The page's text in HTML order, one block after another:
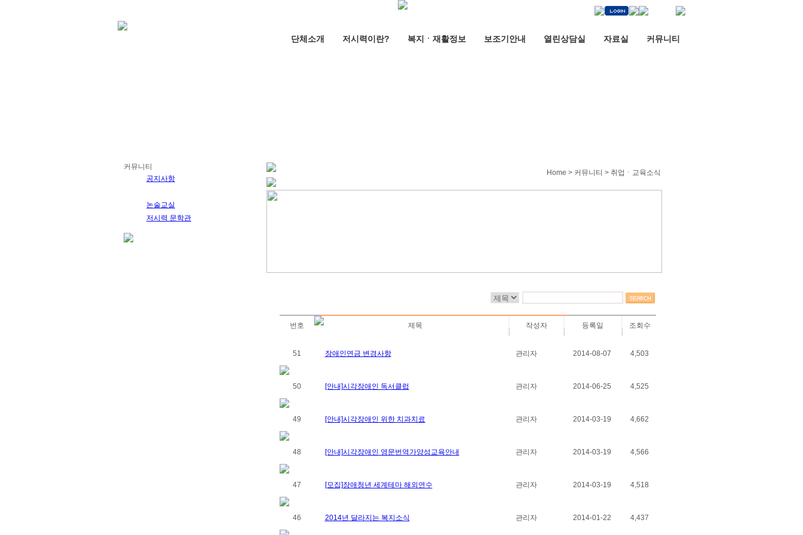
단체소개 저시력이란? 복지ㆍ재활정보 보조기안내 열린상담실 자료실 커뮤니티
커뮤니티
공지사항
논술교실
저시력 문학관
Home > 커뮤니티 > 취업ㆍ교육소식
번호 제목 작성자 등록일 조회수
51 장애인연금 변경사항 관리자 2014-08-07 4,503
50 [안내]시각장애인 독서클럽 관리자 2014-06-25 4,525
49 [안내]시각장애인 위한 치과치료 관리자 2014-03-19 4,662
48 [안내]시각장애인 영문번역가양성교육안내 관리자 2014-03-19 4,566
47 [모집]장애청년 세계테마 해외연수 관리자 2014-03-19 4,518
46 2014년 달라지는 복지소식 관리자 2014-01-22 4,437